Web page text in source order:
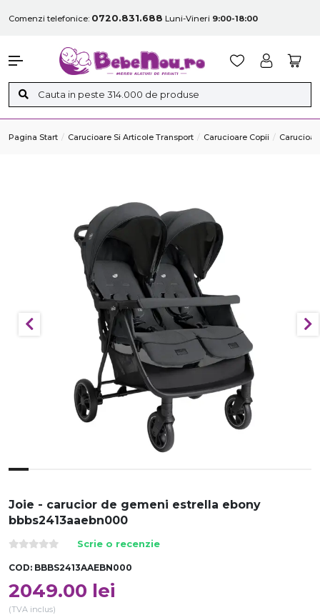
Comenzi telefonice: 0720.831.688 Luni-Vineri 9:00-18:00
Pagina Start Carucioare Si Articole Transport Carucioare Copii
Joie - carucior de gemeni estrella ebony
bbbs2413aaebn000
Scrie o recenzie
COD: BBBS2413AAEBN000
2049.00 lei
(TVA inclus)